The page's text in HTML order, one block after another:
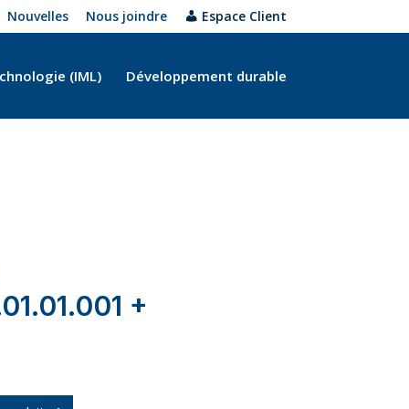
Nouvelles Nous joindre Espace Client
(IML) Développement durable
+